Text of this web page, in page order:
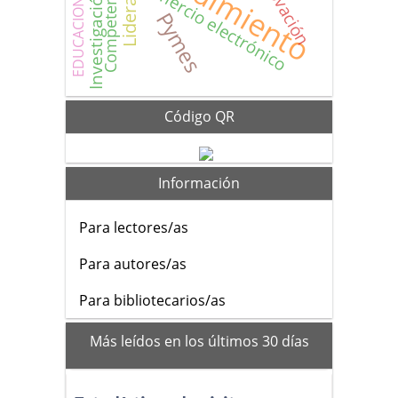
Pymes
Comercio electrónico
Código QR
Información
Para lectores/as
Para autores/as
Para bibliotecarios/as
mas_vistos
Más leídos en los últimos 30 días